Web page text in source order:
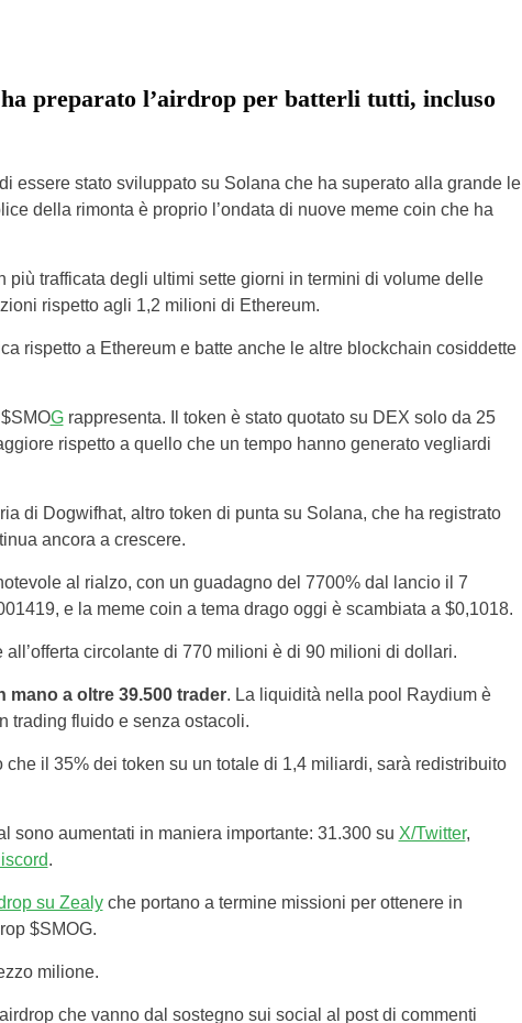
preparato l’airdrop per batterli tutti, incluso
essere stato sviluppato su Solana che ha superato alla grande le
della rimonta è proprio l’ondata di nuove meme coin che ha
trafficata degli ultimi sette giorni in termini di volume delle
rispetto agli 1,2 milioni di Ethereum.
rispetto a Ethereum e batte anche le altre blockchain cosiddette
Grappresenta. Il token è stato quotato su DEX solo da 25
rispetto a quello che un tempo hanno generato vegliardi
di Dogwifhat, altro token di punta su Solana, che ha registrato
ancora a crescere.
al rialzo, con un guadagno del 7700% dal lancio il 7
e la meme coin a tema drago oggi è scambiata a $0,1018.
circolante di 770 milioni è di 90 milioni di dollari.
mano a oltre 39.500 trader. La liquidità nella pool Raydium è
trading fluido e senza ostacoli.
che il 35% dei token su un totale di 1,4 miliardi, sarà redistribuito
sono aumentati in maniera importante: 31.300 su X/Twitter,
.
su Zealyche portano a termine missioni per ottenere in
$SMOG.
milione.
che vanno dal sostegno sui social al post di commenti